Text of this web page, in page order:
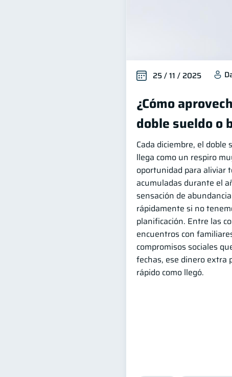
25 / 11 / 2025
¿Cómo
doble sueldo o
Cada diciembre, el
llega como un respiro
oportunidad para aliviar
acumuladas durante el
sensación de
rápidamente si no
planificación. Entre las
encuentros con
compromisos sociales
fechas, ese dinero extra
rápido como llegó.